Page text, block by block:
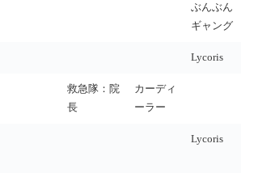
ぶんぶん
ギャング
Lycoris
救急隊：院
長
カーディ
ーラー
Lycoris